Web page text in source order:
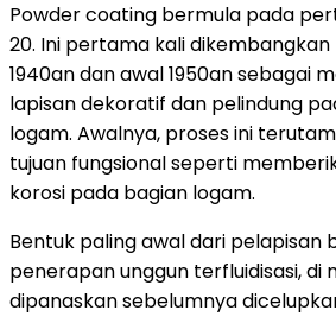
Powder coating bermula pada
20. Ini pertama kali
1940an dan awal 1950an sebagai
lapisan dekoratif dan pelindung
logam. Awalnya, proses ini
tujuan fungsional seperti
korosi pada bagian logam.
Bentuk paling awal dari pelapisan
penerapan unggun terfluidisasi, di
dipanaskan sebelumnya